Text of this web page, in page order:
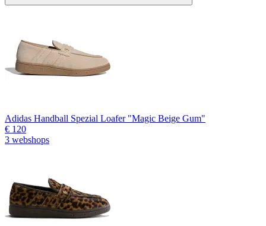
Adidas Handball Spezial Loafer "Magic Beige Gum"
€ 120
3 webshops